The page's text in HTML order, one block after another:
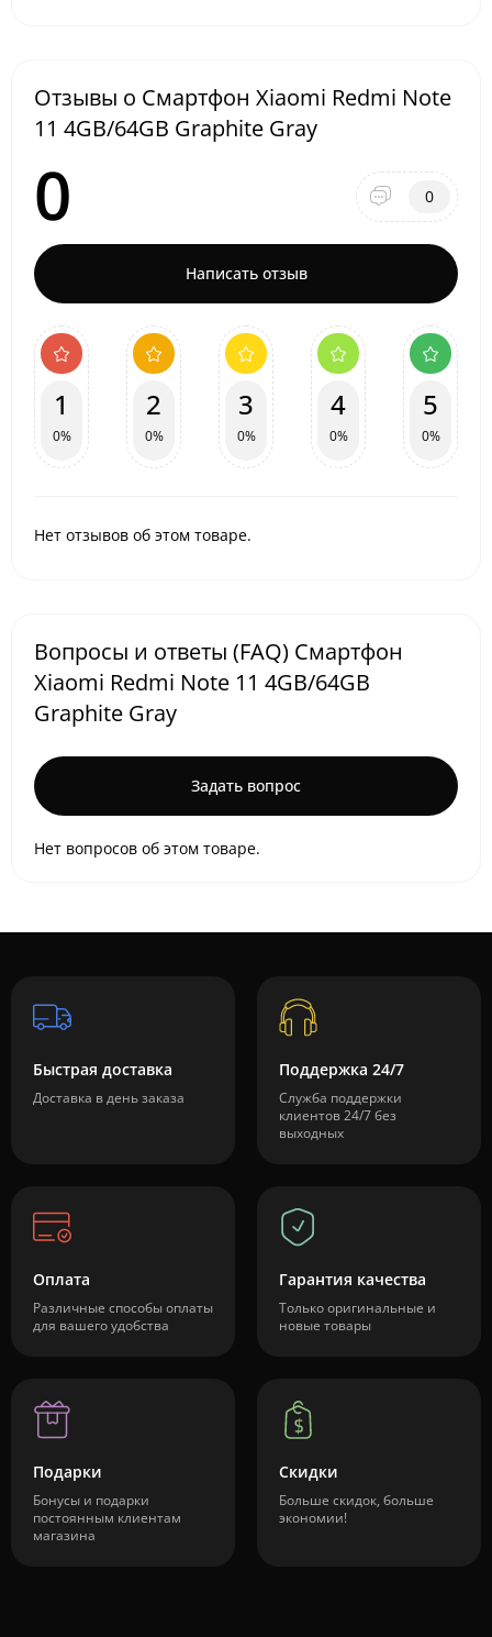
Отзывы о Смартфон Xiaomi Redmi Note
11 4GB/64GB Graphite Gray
0 0
Написать отзыв
1
0%
2
0%
3
0%
4
0%
5
0%
Нет отзывов об этом товаре.
Вопросы и ответы (FAQ) Смартфон
Xiaomi Redmi Note 11 4GB/64GB
Graphite Gray
Задать вопрос
Нет вопросов об этом товаре.
Быстрая доставка
Доставка в день заказа
Поддержка 24/7
Служба поддержки
клиентов 24/7 без
выходных
Оплата
Различные способы оплаты
для вашего удобства
Гарантия качества
Только оригинальные и
новые товары
Подарки
Бонусы и подарки
постоянным клиентам
магазина
Скидки
Больше скидок, больше
экономии!